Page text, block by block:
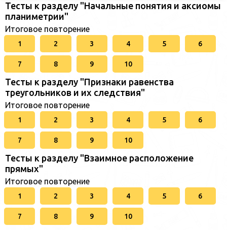
Тесты к разделу "Начальные понятия и аксиомы
планиметрии"
Итоговое повторение
1 2 3 4 5 6
7 8 9 10
Тесты к разделу "Признаки равенства
треугольников и их следствия"
Итоговое повторение
1 2 3 4 5 6
7 8 9 10
Тесты к разделу "Взаимное расположение
прямых"
Итоговое повторение
1 2 3 4 5 6
7 8 9 10